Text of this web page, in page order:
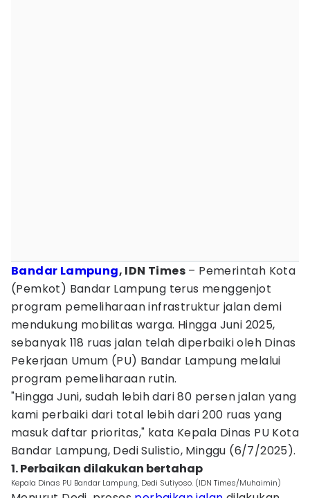
Bandar Lampung, IDN Times – Pemerintah Kota
(Pemkot) Bandar Lampung terus menggenjot
program pemeliharaan infrastruktur jalan demi
mendukung mobilitas warga. Hingga Juni 2025,
sebanyak 118 ruas jalan telah diperbaiki oleh Dinas
Pekerjaan Umum (PU) Bandar Lampung melalui
program pemeliharaan rutin.
"Hingga Juni, sudah lebih dari 80 persen jalan yang
kami perbaiki dari total lebih dari 200 ruas yang
masuk daftar prioritas," kata Kepala Dinas PU Kota
Bandar Lampung, Dedi Sulistio, Minggu (6/7/2025).
1. Perbaikan dilakukan bertahap
Kepala Dinas PU Bandar Lampung, Dedi Sutiyoso. (IDN Times/Muhaimin)